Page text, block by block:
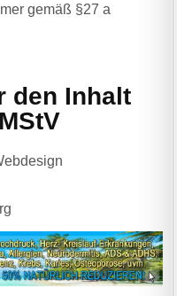
gemäß §27 a
den Inhalt